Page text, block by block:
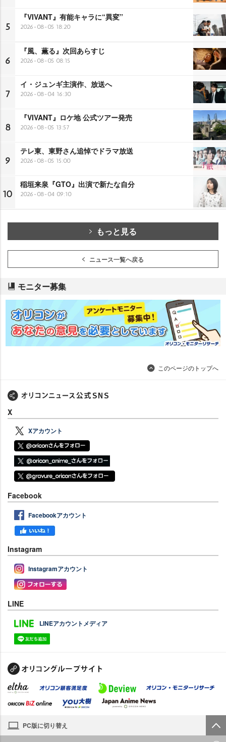
5
『VIVANT』有能キャラに“異変”
2026-08-05 18:20
6
『風、薫る』次回あらすじ
2026-08-05 08:15
7
イ・ジュンギ主演作、放送へ
2026-08-04 16:30
8
『VIVANT』ロケ地 公式ツアー発売
2026-08-05 13:57
9
テレ東、東野さん追悼でドラマ放送
2026-08-05 15:00
10
稲垣来泉『GTO』出演で新たな自分
2026-08-04 09:10
もっと見る
ニュース一覧へ戻る
モニター募集
このページのトップへ
X
Xアカウント
Facebook
Facebookアカウント
Instagram
Instagramアカウント
LINE
LINEアカウントメディア
PC版に切り替え